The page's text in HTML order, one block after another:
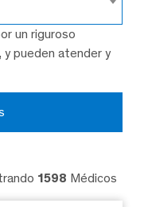
un riguroso
y pueden atender y
1598 Médicos